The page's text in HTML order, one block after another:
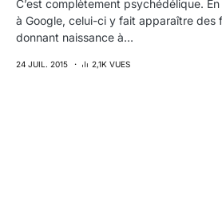
C’est complètement psychédélique.
à Google, celui-ci y fait apparaître des
donnant naissance à…
24 JUIL. 2015 2,1K VUES